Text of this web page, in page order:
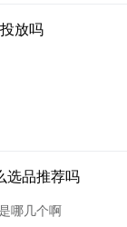
放吗
选品推荐吗
哪几个啊